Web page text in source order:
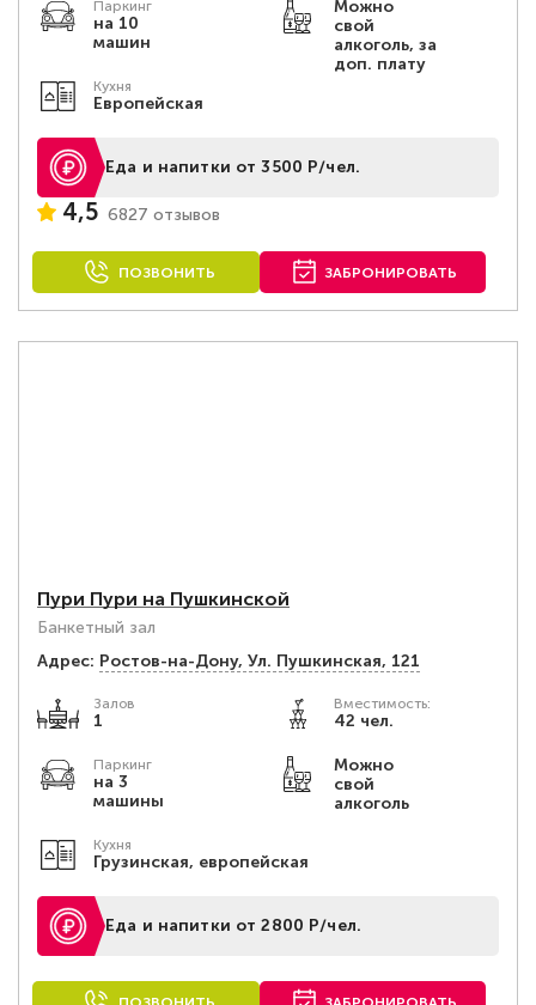
Паркинг
на 10
машин
Можно
свой
алкоголь, за
доп. плату
Кухня
Европейская
Еда и напитки от 3500 Р/чел.
4,5 6827 отзывов
ПОЗВОНИТЬ ЗАБРОНИРОВАТЬ
Пури Пури на Пушкинской
Банкетный зал
Адрес: Ростов-на-Дону, Ул. Пушкинская, 121
Залов
1
Вместимость:
42 чел.
Паркинг
на 3
машины
Можно
свой
алкоголь
Кухня
Грузинская, европейская
Еда и напитки от 2800 Р/чел.